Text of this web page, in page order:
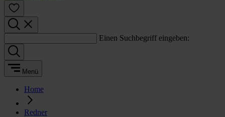
Einen Suchbegriff eingeben:
Menü
Home
Redner